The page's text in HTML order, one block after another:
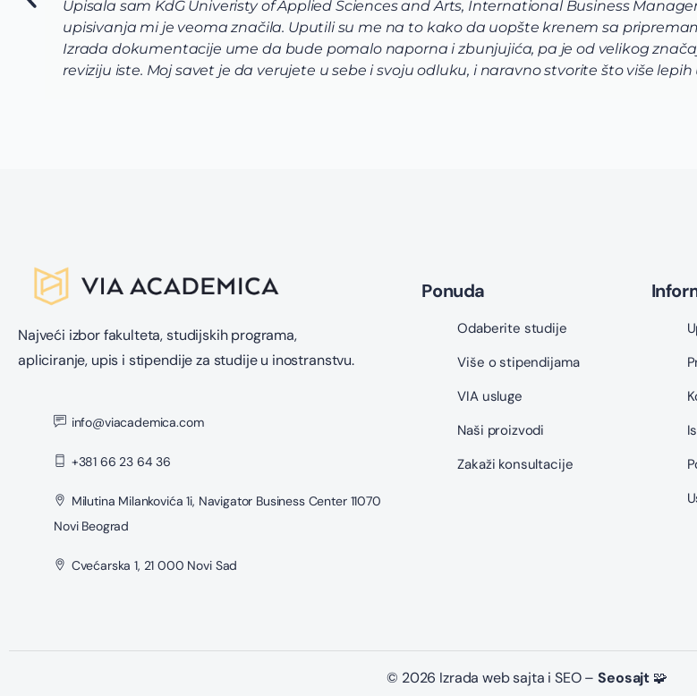
Upisala sam KdG Univeristy of Applied Sciences and Arts, International Business
upisivanja mi je veoma značila. Uputili su me na to kako da uopšte krenem sa
Izrada dokumentacije ume da bude pomalo naporna i zbunjujića, pa je od velikog
reviziju iste. Moj savet je da verujete u sebe i svoju odluku, i naravno stvorite što više
Najveći izbor fakulteta, studijskih programa,
apliciranje, upis i stipendije za studije u inostranstvu.
info@viacademica.com
+381 66 23 64 36
Milutina Milankovića 1i, Navigator Business Center 11070
Novi Beograd
Cvećarska 1, 21 000 Novi Sad
Ponuda
Odaberite studije
Više o stipendijama
VIA usluge
Naši proizvodi
Zakaži konsultacije
© 2026 Izrada web sajta i SEO –Seosajt 🧩